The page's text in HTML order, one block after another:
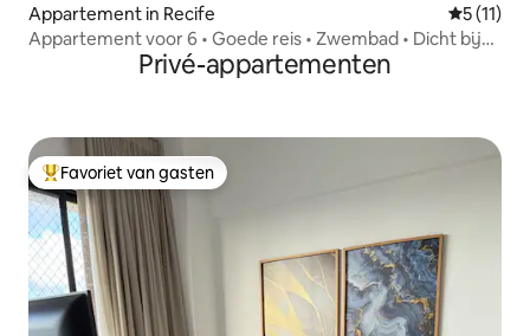
Appartement in Recife
5 (11)
Appartement voor 6 • Goede reis • Zwembad • Dicht bij
Privé-appartementen
Topfavoriet van gasten
Favoriet van gasten